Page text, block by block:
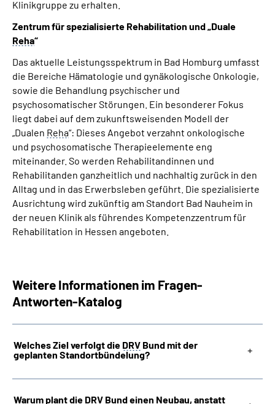
Klinikgruppe zu erhalten.
Zentrum für spezialisierte Rehabilitation und „Duale
Reha“
Das aktuelle Leistungsspektrum in Bad Homburg umfasst
die Bereiche Hämatologie und gynäkologische Onkologie,
sowie die Behandlung psychischer und
psychosomatischer Störungen. Ein besonderer Fokus
liegt dabei auf dem zukunftsweisenden Modell der
„Dualen Reha“: Dieses Angebot verzahnt onkologische
und psychosomatische Therapieelemente eng
miteinander. So werden Rehabilitandinnen und
Rehabilitanden ganzheitlich und nachhaltig zurück in den
Alltag und in das Erwerbsleben geführt. Die spezialisierte
Ausrichtung wird zukünftig am Standort Bad Nauheim in
der neuen Klinik als führendes Kompetenzzentrum für
Rehabilitation in Hessen angeboten.
Weitere Informationen im Fragen-
Antworten-Katalog
Welches Ziel verfolgt die DRV Bund mit der
geplanten Standortbündelung?
Warum plant die DRV Bund einen Neubau, anstatt